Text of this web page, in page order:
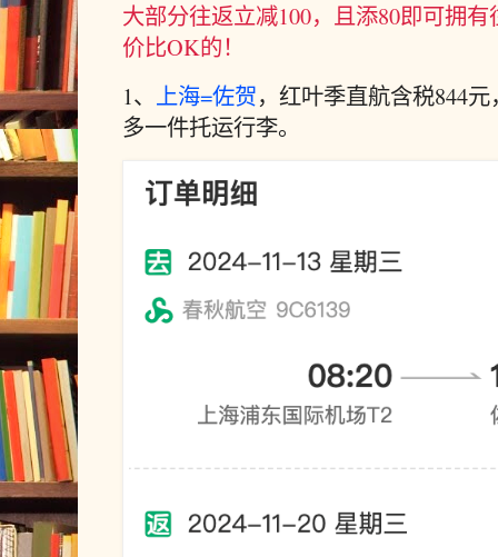
大部分往返立减100，且添80即可拥
价比OK的！
1、 上海=佐贺，红叶季直航含税844
多一件托运行李。